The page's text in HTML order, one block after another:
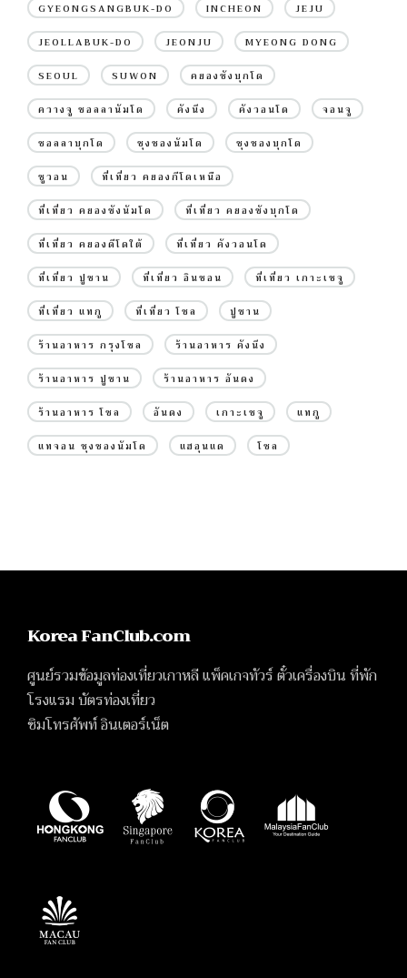
GYEONGSANGBUK-DO INCHEON JEJU
JEOLLABUK-DO JEONJU MYEONG DONG
SEOUL SUWON คยองซังบุกโด
ควางจู ชอลลานัมโด คังนึง คังวอนโด จอนจู
ชอลลาบุกโด ชุงชองนัมโด ชุงชองบุกโด
ซูวอน ที่เที่ยว คยองกีโดเหนือ
ที่เที่ยว คยองซังนัมโด ที่เที่ยว คยองซังบุกโด
ที่เที่ยว คยองดีโดใต้ ที่เที่ยว คังวอนโด
ที่เที่ยว ปูซาน ที่เที่ยว อินชอน ที่เที่ยว เกาะเชจู
ที่เที่ยว แทกู ที่เที่ยว โซล ปูซาน
ร้านอาหาร กรุงโซล ร้านอาหาร คังนึง
ร้านอาหาร ปูซาน ร้านอาหาร อันดง
ร้านอาหาร โซล อันดง เกาะเชจู แทกู
แทจอน ชุงชองนัมโด แฮอุนแด โซล
Korea FanClub.com
ศูนย์รวมข้อมูลท่องเที่ยวเกาหลี แพ็คเกจทัวร์ ตั๋วเครื่องบิน ที่พัก
โรงแรม บัตรท่องเที่ยว
ซิมโทรศัพท์ อินเตอร์เน็ต